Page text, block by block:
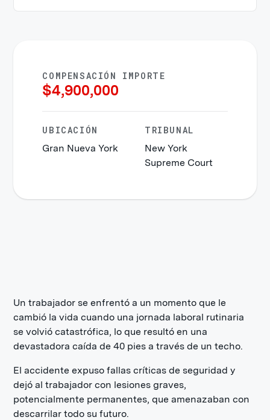
COMPENSACIÓN IMPORTE
$4,900,000
UBICACIÓN
Gran Nueva York
TRIBUNAL
New York
Supreme Court
Un trabajador se enfrentó a un momento que le
cambió la vida cuando una jornada laboral rutinaria
se volvió catastrófica, lo que resultó en una
devastadora caída de 40 pies a través de un techo.
El accidente expuso fallas críticas de seguridad y
dejó al trabajador con lesiones graves,
potencialmente permanentes, que amenazaban con
descarrilar todo su futuro.